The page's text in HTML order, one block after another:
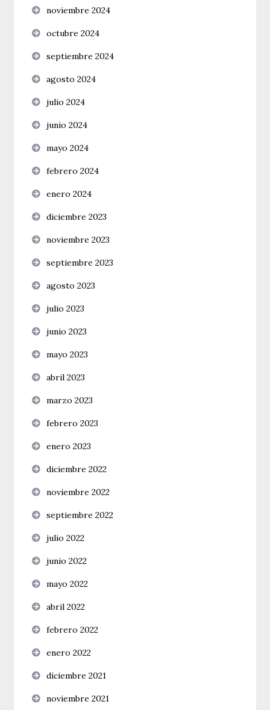
noviembre 2024
octubre 2024
septiembre 2024
agosto 2024
julio 2024
junio 2024
mayo 2024
febrero 2024
enero 2024
diciembre 2023
noviembre 2023
septiembre 2023
agosto 2023
julio 2023
junio 2023
mayo 2023
abril 2023
marzo 2023
febrero 2023
enero 2023
diciembre 2022
noviembre 2022
septiembre 2022
julio 2022
junio 2022
mayo 2022
abril 2022
febrero 2022
enero 2022
diciembre 2021
noviembre 2021